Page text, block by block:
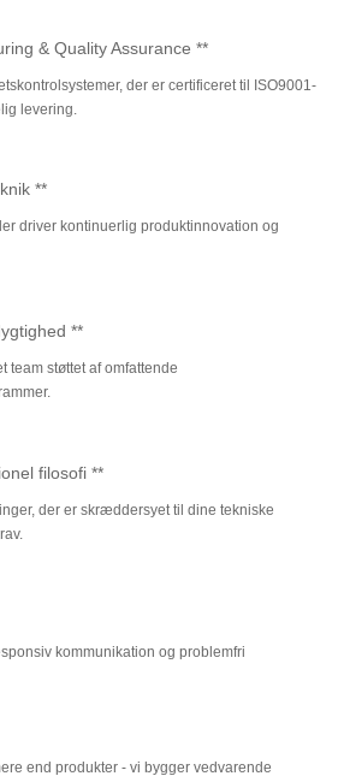
& Quality Assurance **
der er certificeret til ISO9001-
levering.
**
driver kontinuerlig produktinnovation og
**
team støttet af omfattende
filosofi **
der er skræddersyet til dine tekniske
kommunikation og problemfri
end produkter - vi bygger vedvarende